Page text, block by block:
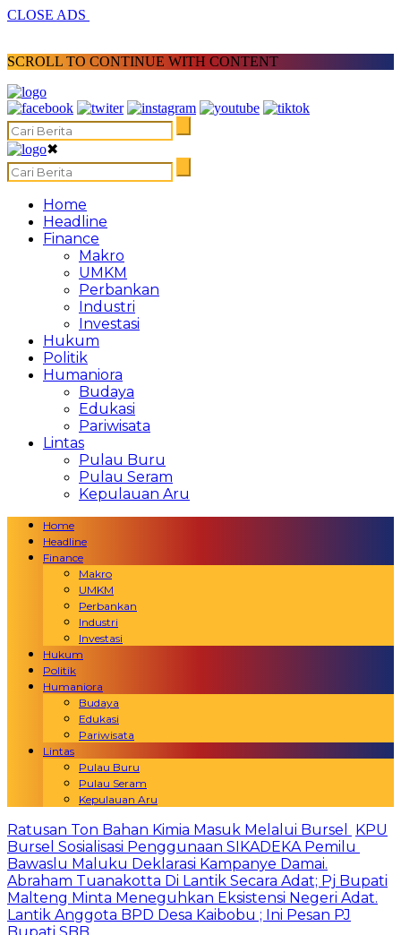
CLOSE ADS
SCROLL TO CONTINUE WITH CONTENT
✖
Home
Headline
Finance
Makro
UMKM
Perbankan
Industri
Investasi
Hukum
Politik
Humaniora
Budaya
Edukasi
Pariwisata
Lintas
Pulau Buru
Pulau Seram
Kepulauan Aru
Home
Headline
Finance
Makro
UMKM
Perbankan
Industri
Investasi
Hukum
Politik
Humaniora
Budaya
Edukasi
Pariwisata
Lintas
Pulau Buru
Pulau Seram
Kepulauan Aru
Ratusan Ton Bahan Kimia Masuk Melalui Bursel
KPU
Bursel Sosialisasi Penggunaan SIKADEKA Pemilu
Bawaslu Maluku Deklarasi Kampanye Damai.
Abraham Tuanakotta Di Lantik Secara Adat; Pj Bupati
Malteng Minta Meneguhkan Eksistensi Negeri Adat.
Lantik Anggota BPD Desa Kaibobu ; Ini Pesan PJ